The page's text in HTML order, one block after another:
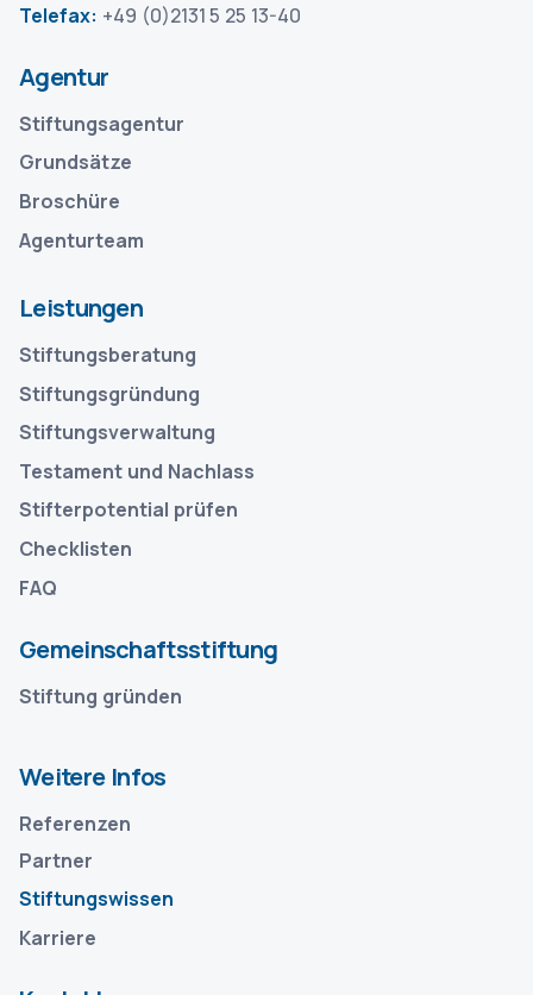
Telefax: +49 (0)2131 5 25 13-40
Agentur
Stiftungsagentur
Grundsätze
Broschüre
Agenturteam
Leistungen
Stiftungsberatung
Stiftungsgründung
Stiftungsverwaltung
Testament und Nachlass
Stifterpotential prüfen
Checklisten
FAQ
Gemeinschaftsstiftung
Stiftung gründen
Weitere Infos
Referenzen
Partner
Stiftungswissen
Karriere